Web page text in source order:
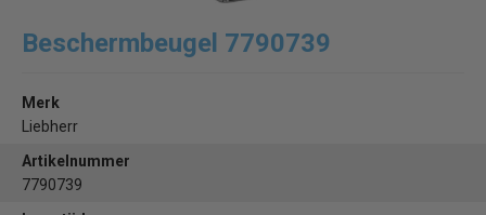
Beschermbeugel 7790739
Merk
Liebherr
Artikelnummer
7790739